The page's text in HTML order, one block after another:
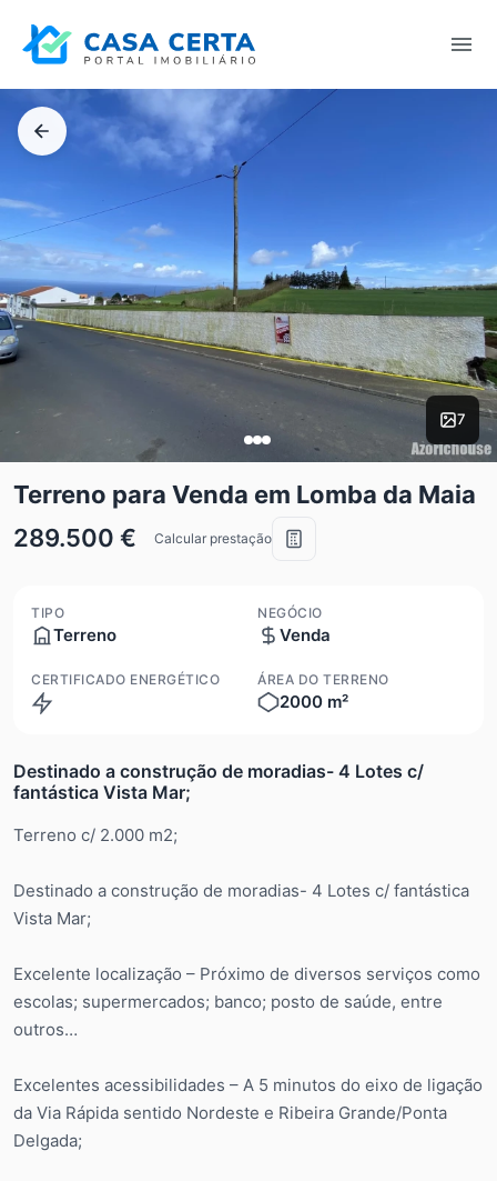
7
Terreno para Venda em Lomba da Maia
289.500 €
Calcular prestação
TIPO
Terreno
NEGÓCIO
Venda
CERTIFICADO ENERGÉTICO
ÁREA DO TERRENO
2000 m²
Destinado a construção de moradias- 4 Lotes c/
fantástica Vista Mar;
Terreno c/ 2.000 m2;
Destinado a construção de moradias- 4 Lotes c/ fantástica
Vista Mar;
Excelente localização – Próximo de diversos serviços como
escolas; supermercados; banco; posto de saúde, entre
outros…
Excelentes acessibilidades – A 5 minutos do eixo de ligação
da Via Rápida sentido Nordeste e Ribeira Grande/Ponta
Delgada;